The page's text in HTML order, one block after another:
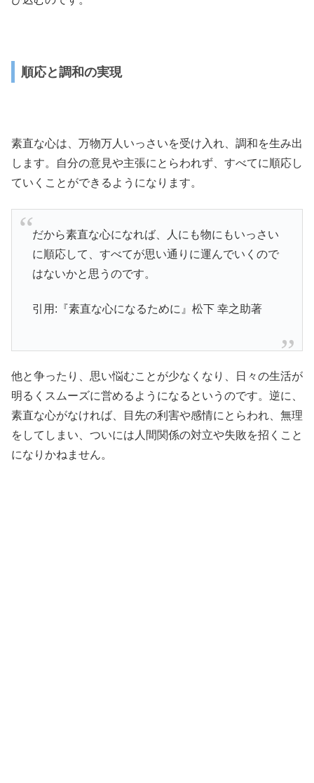
順応と調和の実現
素直な心は、万物万人いっさいを受け入れ、調和を生み出
します。自分の意見や主張にとらわれず、すべてに順応し
ていくことができるようになります。
だから素直な心になれば、人にも物にもいっさい
に順応して、すべてが思い通りに運んでいくので
はないかと思うのです。
引用:『素直な心になるために』松下 幸之助著
他と争ったり、思い悩むことが少なくなり、日々の生活が
明るくスムーズに営めるようになるというのです。逆に、
素直な心がなければ、目先の利害や感情にとらわれ、無理
をしてしまい、ついには人間関係の対立や失敗を招くこと
になりかねません。